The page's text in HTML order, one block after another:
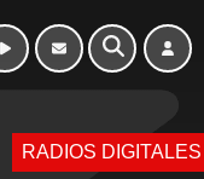
RADIOS DIGITALES